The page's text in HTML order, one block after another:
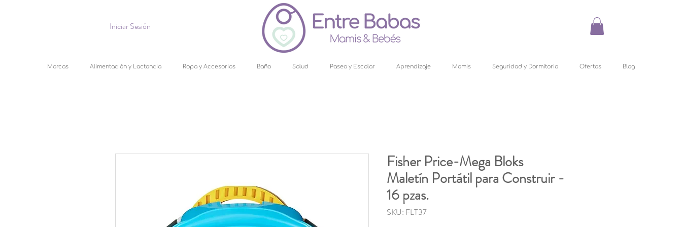
Iniciar Sesión
Marcas Alimentación y Lactancia Ropa y Accesorios Baño Salud Paseo y Escolar Aprendizaje Mamis Seguridad y Dormitorio Ofertas Blog
Fisher Price-Mega Bloks
Maletín Portátil para Construir -
16 pzas.
SKU: FLT37